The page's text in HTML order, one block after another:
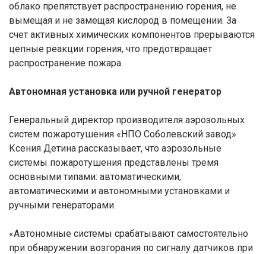
облако препятствует распространению горения, не
вымещая и не замещая кислород в помещении. За
счет активных химических компонентов прерываются
цепные реакции горения, что предотвращает
распространение пожара.
Автономная установка или ручной генератор
Генеральный директор производителя аэрозольных
систем пожаротушения «НПО Соболевский завод»
Ксения Детина рассказывает, что аэрозольные
системы пожаротушения представлены тремя
основными типами: автоматическими,
автоматическими и автономными установками и
ручными генераторами.
«Автономные системы срабатывают самостоятельно
при обнаружении возгорания по сигналу датчиков при